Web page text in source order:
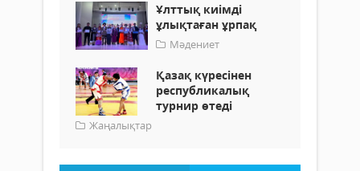
Ұлттық киімді
ұлықтаған ұрпақ
Мәдениет
Қазақ күресінен
республикалық
турнир өтеді
Жаңалықтар